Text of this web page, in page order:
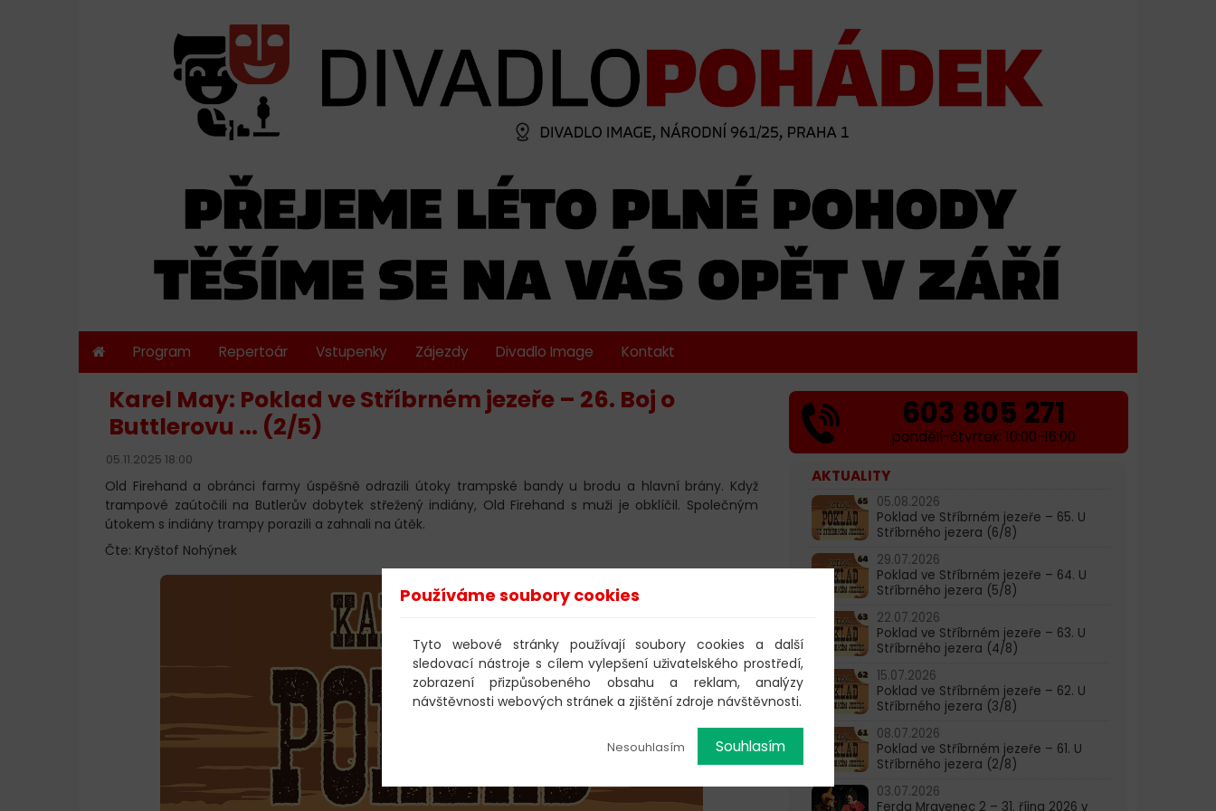
Program Repertoár Vstupenky Zájezdy Divadlo Image Kontakt
Karel May: Poklad ve Stříbrném jezeře – 26. Boj o
Buttlerovu ... (2/5)
05.11.2025 18:00
Old Firehand a obránci farmy úspěšně odrazili útoky trampské bandy u brodu a hlavní brány. Když
trampové zaútočili na Butlerův dobytek střežený indiány, Old Firehand s muži je obklíčil. Společným
útokem s indiány trampy porazili a zahnali na útěk.
Čte: Kryštof Nohýnek
603 805 271
pondělí-čtvrtek: 10:00-16:00
AKTUALITY
05.08.2026
Poklad ve Stříbrném jezeře – 65. U
Stříbrného jezera (6/8)
29.07.2026
Poklad ve Stříbrném jezeře – 64. U
Stříbrného jezera (5/8)
22.07.2026
Poklad ve Stříbrném jezeře – 63. U
Stříbrného jezera (4/8)
15.07.2026
Poklad ve Stříbrném jezeře – 62. U
Stříbrného jezera (3/8)
08.07.2026
Poklad ve Stříbrném jezeře – 61. U
Stříbrného jezera (2/8)
03.07.2026
Ferda Mravenec 2 – 31. října 2026 v
Používáme soubory cookies
Tyto webové stránky používají soubory cookies a další
sledovací nástroje s cílem vylepšení uživatelského prostředí,
zobrazení přizpůsobeného obsahu a reklam, analýzy
návštěvnosti webových stránek a zjištění zdroje návštěvnosti.
Nesouhlasím Souhlasím